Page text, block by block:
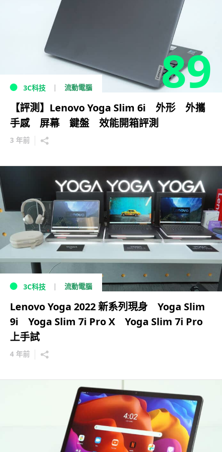
89
3C科技 流動電腦
【評測】Lenovo Yoga Slim 6i 外形 外攜
手感 屏幕 鍵盤 效能開箱評測
3 年前
3C科技 流動電腦
Lenovo Yoga 2022 新系列現身 Yoga Slim
9i Yoga Slim 7i Pro X Yoga Slim 7i Pro
上手試
4 年前